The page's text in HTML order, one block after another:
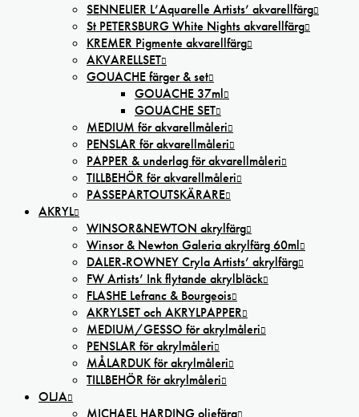
SENNELIER L’Aquarelle Artists’ akvarellfärg
St PETERSBURG White Nights akvarellfärg
KREMER Pigmente akvarellfärg
AKVARELLSET
GOUACHE färger & set
GOUACHE 37ml
GOUACHE SET
MEDIUM för akvarellmåleri
PENSLAR för akvarellmåleri
PAPPER & underlag för akvarellmåleri
TILLBEHÖR för akvarellmåleri
PASSEPARTOUTSKÄRARE
AKRYL
WINSOR&NEWTON akrylfärg
Winsor & Newton Galeria akrylfärg 60ml
DALER-ROWNEY Cryla Artists’ akrylfärg
FW Artists’ Ink flytande akrylbläck
FLASHE Lefranc & Bourgeois
AKRYLSET och AKRYLPAPPER
MEDIUM/GESSO för akrylmåleri
PENSLAR för akrylmåleri
MÅLARDUK för akrylmåleri
TILLBEHÖR för akrylmåleri
OLJA
MICHAEL HARDING oljefärg